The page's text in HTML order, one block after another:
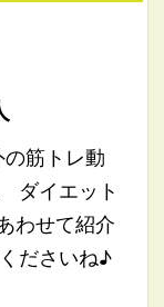
筋トレ動
ダイエット
わせて紹介
ださいね♪